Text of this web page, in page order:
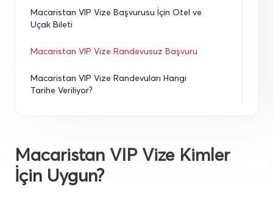
Macaristan VIP Vize Başvurusu İçin Otel ve
Uçak Bileti
Macaristan VIP Vize Randevusuz Başvuru
Macaristan VIP Vize Randevuları Hangi
Tarihe Veriliyor?
Macaristan VIP Vize Kimler
İçin Uygun?